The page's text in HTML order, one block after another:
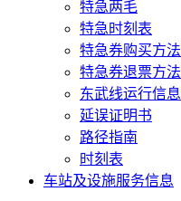
特急两毛
特急时刻表
特急券购买方法
特急券退票方法
东武线运行信息
延误证明书
路径指南
时刻表
车站及设施服务信息